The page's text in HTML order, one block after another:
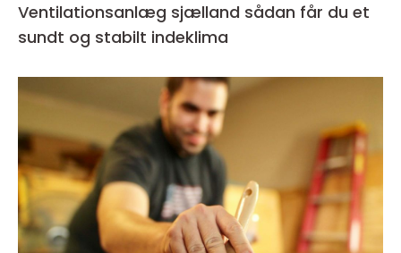
Ventilationsanlæg sjælland sådan får du et
sundt og stabilt indeklima